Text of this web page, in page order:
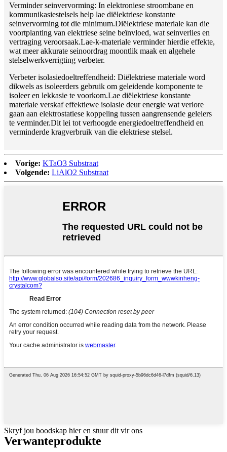
Verminder seinvervorming: In elektroniese stroombane en
kommunikasiestelsels help lae diëlektriese konstante
seinvervorming tot die minimum.Diëlektriese materiale kan die
voortplanting van elektriese seine beïnvloed, wat seinverlies en
vertraging veroorsaak.Lae-k-materiale verminder hierdie effekte,
wat meer akkurate seinoordrag moontlik maak en algehele
stelselwerkverrigting verbeter.
Verbeter isolasiedoeltreffendheid: Diëlektriese materiale word
dikwels as isoleerders gebruik om geleidende komponente te
isoleer en lekkasie te voorkom.Lae diëlektriese konstante
materiale verskaf effektiewe isolasie deur energie wat verlore
gaan aan elektrostatiese koppeling tussen aangrensende geleiers
te verminder.Dit lei tot verhoogde energiedoeltreffendheid en
verminderde kragverbruik van die elektriese stelsel.
Vorige: KTaO3 Substraat
Volgende: LiAlO2 Substraat
Skryf jou boodskap hier en stuur dit vir ons
Verwanteprodukte